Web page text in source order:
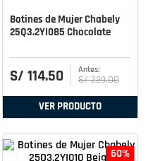
Botines de Mujer Chabely
25Q3.2YI085 Chocolate
S/ 114.50 S/ 229.00
VER PRODUCTO
60%